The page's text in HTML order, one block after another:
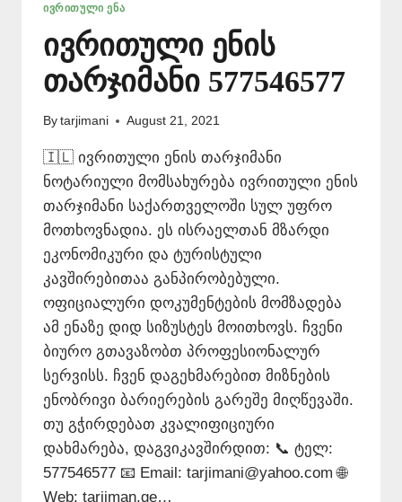
ᲘᲕᲠᲘᲗᲣᲚᲘ ᲔᲜᲐ
ივრითული ენის
თარჯიმანი 577546577
By tarjimani August 21, 2021
🇮🇱 ივრითული ენის თარჯიმანი
ნოტარიული მომსახურება ივრითული ენის
თარჯიმანი საქართველოში სულ უფრო
მოთხოვნადია. ეს ისრაელთან მზარდი
ეკონომიკური და ტურისტული
კავშირებითაა განპირობებული.
ოფიციალური დოკუმენტების მომზადება
ამ ენაზე დიდ სიზუსტეს მოითხოვს. ჩვენი
ბიურო გთავაზობთ პროფესიონალურ
სერვისს. ჩვენ დაგეხმარებით მიზნების
ენობრივი ბარიერების გარეშე მიღწევაში.
თუ გჭირდებათ კვალიფიციური
დახმარება, დაგვიკავშირდით: 📞 ტელ:
577546577 📧 Email: tarjimani@yahoo.com 🌐
Web: tarjiman.ge…